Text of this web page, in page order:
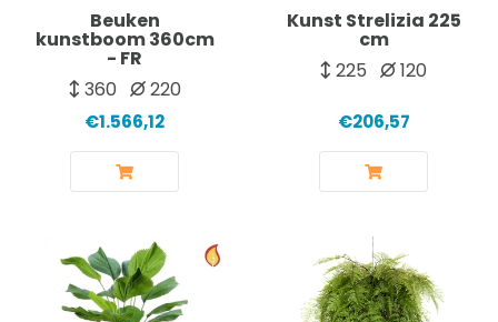
Beuken
kunstboom 360cm
- FR
360
220
€1.566,12
Kunst Strelizia 225
cm
225
120
€206,57